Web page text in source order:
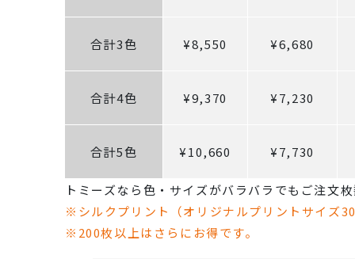
合計3色 ¥8,550 ¥6,680
合計4色 ¥9,370 ¥7,230
合計5色 ¥10,660 ¥7,730
トミーズなら色・サイズがバラバラでもご注文
※シルクプリント（オリジナルプリントサイズ
※200枚以上はさらにお得です。